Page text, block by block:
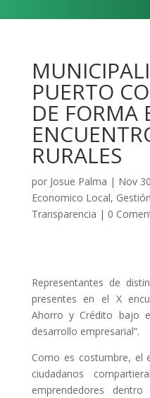
PUERTO
DE FORMA
RURALES
por Josue Palma | Nov
Economico Local,
Transparencia | 0
Representantes de
presentes en el X
Ahorro y Crédito bajo
desarrollo empresarial”.
Como es costumbre, el
ciudadanos
emprendedores